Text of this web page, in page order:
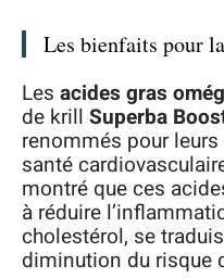
Les bienfaits pour
Les acides gras
de krill Superba
renommés pour
santé
montré que ces
à réduire
cholestérol, se
diminution du risque